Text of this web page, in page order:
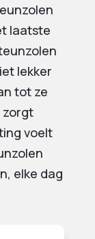
laatste
lekker
tot ze
zorgt
voelt
elke dag